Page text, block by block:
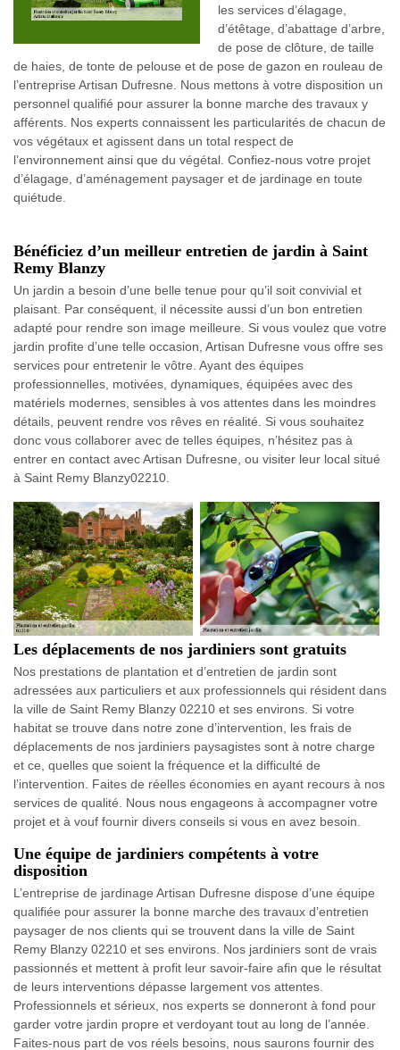
les services d’élagage,
d’étêtage, d’abattage d’arbre,
de pose de clôture, de taille
de haies, de tonte de pelouse et de pose de gazon en rouleau de
l’entreprise Artisan Dufresne. Nous mettons à votre disposition un
personnel qualifié pour assurer la bonne marche des travaux y
afférents. Nos experts connaissent les particularités de chacun de
vos végétaux et agissent dans un total respect de
l’environnement ainsi que du végétal. Confiez-nous votre projet
d’élagage, d’aménagement paysager et de jardinage en toute
quiétude.
Bénéficiez d’un meilleur entretien de jardin à Saint
Remy Blanzy
Un jardin a besoin d’une belle tenue pour qu’il soit convivial et
plaisant. Par conséquent, il nécessite aussi d’un bon entretien
adapté pour rendre son image meilleure. Si vous voulez que votre
jardin profite d’une telle occasion, Artisan Dufresne vous offre ses
services pour entretenir le vôtre. Ayant des équipes
professionnelles, motivées, dynamiques, équipées avec des
matériels modernes, sensibles à vos attentes dans les moindres
détails, peuvent rendre vos rêves en réalité. Si vous souhaitez
donc vous collaborer avec de telles équipes, n’hésitez pas à
entrer en contact avec Artisan Dufresne, ou visiter leur local situé
à Saint Remy Blanzy02210.
Les déplacements de nos jardiniers sont gratuits
Nos prestations de plantation et d’entretien de jardin sont
adressées aux particuliers et aux professionnels qui résident dans
la ville de Saint Remy Blanzy 02210 et ses environs. Si votre
habitat se trouve dans notre zone d’intervention, les frais de
déplacements de nos jardiniers paysagistes sont à notre charge
et ce, quelles que soient la fréquence et la difficulté de
l’intervention. Faites de réelles économies en ayant recours à nos
services de qualité. Nous nous engageons à accompagner votre
projet et à vouf fournir divers conseils si vous en avez besoin.
Une équipe de jardiniers compétents à votre
disposition
L’entreprise de jardinage Artisan Dufresne dispose d’une équipe
qualifiée pour assurer la bonne marche des travaux d’entretien
paysager de nos clients qui se trouvent dans la ville de Saint
Remy Blanzy 02210 et ses environs. Nos jardiniers sont de vrais
passionnés et mettent à profit leur savoir-faire afin que le résultat
de leurs interventions dépasse largement vos attentes.
Professionnels et sérieux, nos experts se donneront à fond pour
garder votre jardin propre et verdoyant tout au long de l’année.
Faites-nous part de vos réels besoins, nous saurons fournir des